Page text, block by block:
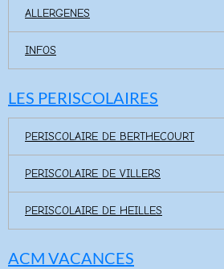
ALLERGENES
INFOS
LES PERISCOLAIRES
PERISCOLAIRE DE BERTHECOURT
PERISCOLAIRE DE VILLERS
PERISCOLAIRE DE HEILLES
ACM VACANCES